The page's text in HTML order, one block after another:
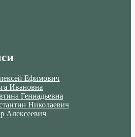
Ефимович
Ивановна
Геннадьевна
Николаевич
Алексеевич